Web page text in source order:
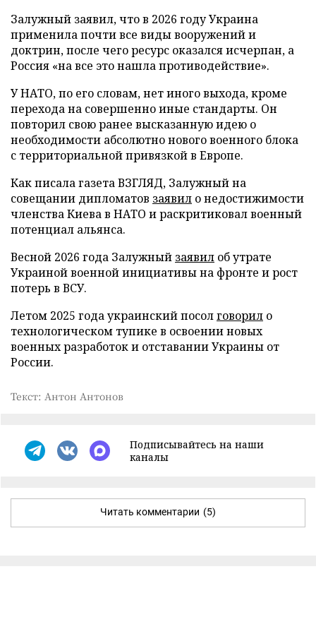
Залужный заявил, что в 2026 году Украина
применила почти все виды вооружений и
доктрин, после чего ресурс оказался исчерпан, а
Россия «на все это нашла противодействие».
У НАТО, по его словам, нет иного выхода, кроме
перехода на совершенно иные стандарты. Он
повторил свою ранее высказанную идею о
необходимости абсолютно нового военного блока
с территориальной привязкой в Европе.
Как писала газета ВЗГЛЯД, Залужный на
совещании дипломатов заявил о недостижимости
членства Киева в НАТО и раскритиковал военный
потенциал альянса.
Весной 2026 года Залужный заявил об утрате
Украиной военной инициативы на фронте и рост
потерь в ВСУ.
Летом 2025 года украинский посолговорил о
технологическом тупике в освоении новых
военных разработок и отставании Украины от
России.
Текст: Антон Антонов
Подписывайтесь на наши
каналы
Читать комментарии (5)